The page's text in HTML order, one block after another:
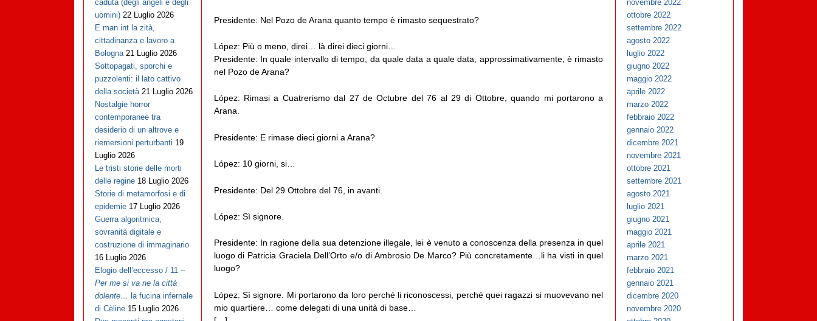
Presidente: Nel Pozo de Arana quanto tempo è rimasto sequestrato?
López: Più o meno, direi… là direi dieci giorni…
Presidente: In quale intervallo di tempo, da quale data a quale data, approssimativamente, è rimasto
nel Pozo de Arana?
López: Rimasi a Cuatrerismo dal 27 de Octubre del 76 al 29 di Ottobre, quando mi portarono a
Arana.
Presidente: E rimase dieci giorni a Arana?
López: 10 giorni, si…
Presidente: Del 29 Ottobre del 76, in avanti.
López: Sì signore.
Presidente: In ragione della sua detenzione illegale, lei è venuto a conoscenza della presenza in quel
luogo di Patricia Graciela Dell’Orto e/o di Ambrosio De Marco? Più concretamente…li ha visti in quel
luogo?
López: Sì signore. Mi portarono da loro perché li riconoscessi, perché quei ragazzi si muovevano nel
mio quartiere… come delegati di una unità di base…
caduta (degli angeli e degli
uomini) 22 Luglio 2026
E man int la zità,
cittadinanza e lavoro a
Bologna 21 Luglio 2026
Sottopagati, sporchi e
puzzolenti: il lato cattivo
della società 21 Luglio 2026
Nostalgie horror
contemporanee tra
desiderio di un altrove e
riemersioni perturbanti 19
Luglio 2026
Le tristi storie delle morti
delle regine 18 Luglio 2026
Storie di metamorfosi e di
epidemie 17 Luglio 2026
Guerra algoritmica,
sovranità digitale e
costruzione di immaginario
16 Luglio 2026
Elogio dell’eccesso / 11 –
Per me si va ne la città
dolente… la fucina infernale
di Cèline 15 Luglio 2026
novembre 2022
ottobre 2022
settembre 2022
agosto 2022
luglio 2022
giugno 2022
maggio 2022
aprile 2022
marzo 2022
febbraio 2022
gennaio 2022
dicembre 2021
novembre 2021
ottobre 2021
settembre 2021
agosto 2021
luglio 2021
giugno 2021
maggio 2021
aprile 2021
marzo 2021
febbraio 2021
gennaio 2021
dicembre 2020
novembre 2020